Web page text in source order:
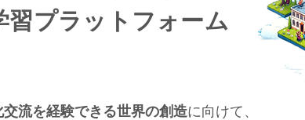
習プラットフォーム
流を経験できる世界の創造に向けて、